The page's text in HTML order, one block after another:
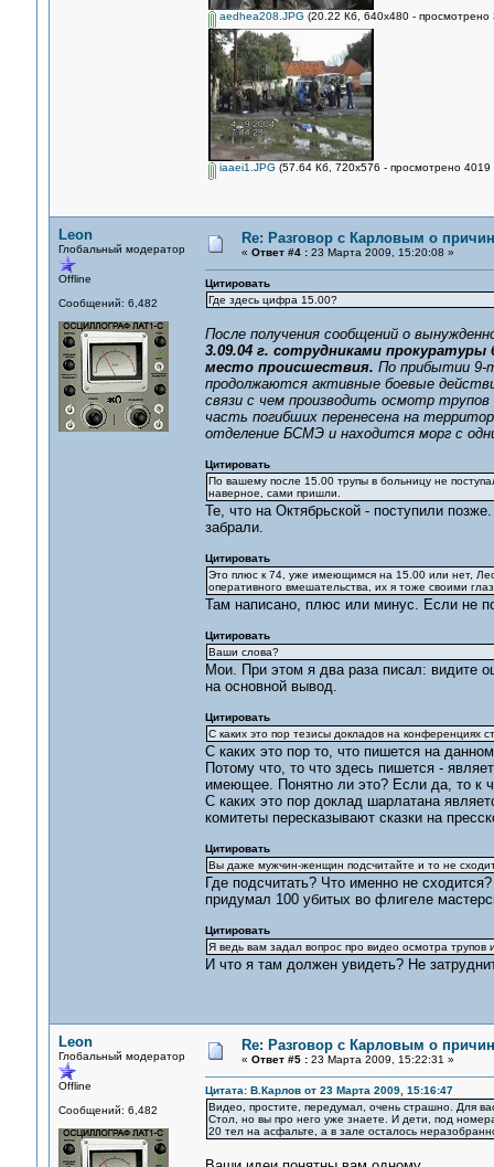
aedhea208.JPG (20.22 Кб, 640x480 - просмотрено
iaaei1.JPG (57.64 Кб, 720x576 - просмотрено 4019
Leon
Глобальный модератор
Offline
Сообщений: 6,482
Re: Разговор с Карловым о
« Ответ #4 :23 Марта 2009, 15:20:08 »
Цитировать
Где здесь цифра 15.00?
После получения сообщений о
3.09.04 г. сотрудниками
место происшествия. По прибытии 9-
продолжаются активные боевые
связи с чем производить осмотр
часть погибших перенесена на
отделение БСМЭ и находится морг с
Цитировать
По вашему после 15.00 трупы в больницу не
наверное, сами пришли.
Те, что на Октябрьской - поступили
забрали.
Цитировать
Это плюс к 74, уже имеющимся на 15.00 или нет,
оперативного вмешательства, их я тоже своими
Там написано, плюс или минус. Если не
Цитировать
Ваши слова?
Мои. При этом я два раза писал: видите
на основной вывод.
Цитировать
С каких это пор тезисы докладов на конференциях
С каких это пор то, что пишется на
Потому что, то что здесь пишется -
имеющее. Понятно ли это? Если да, то к
С каких это пор доклад шарлатана
комитеты пересказывают сказки на
Цитировать
Вы даже мужчин-женщин подсчитайте и то не
Где подсчитать? Что именно не
придумал 100 убитых во флигеле
Цитировать
Я ведь вам задал вопрос про видео осмотра
И что я там должен увидеть? Не
Leon
Глобальный модератор
Offline
Сообщений: 6,482
Re: Разговор с Карловым о
« Ответ #5 :23 Марта 2009, 15:22:31 »
Цитата: В.Карлов от 23 Марта 2009, 15:16:47
Видео, простите, передумал, очень страшно. Для
Стол, но вы про него уже знаете. И дети, под
20 тел на асфальте, а в зале осталось